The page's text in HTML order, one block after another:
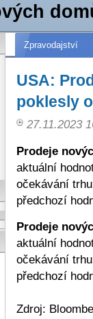
Zpravodajství
USA:
poklesly
27.11.2023
Prodeje
aktuální
očekávání
předchozí
Prodeje
aktuální
očekávání
předchozí
Zdroj: